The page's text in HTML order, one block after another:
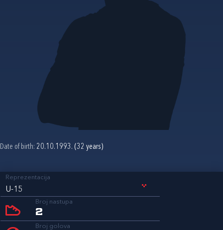
Date of birth: 20.10.1993. (32 years)
Reprezentacija
U-15
Broj nastupa
2
Broj golova